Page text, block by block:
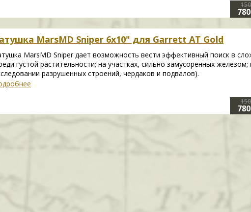
MarsMD Sniper 6x10" для Garrett AT Gold
MarsMD Sniper дает возможность вести эффективный поиск в
густой растительности; на участках, сильно замусоренных железом;
разрушенных строений, чердаков и подвалов).